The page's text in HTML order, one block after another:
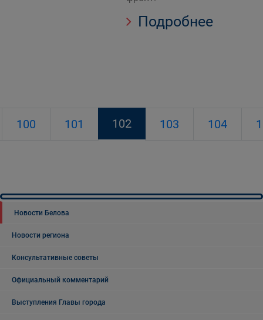
Подробнее
100 101 102 103 104
Новости Белова
Новости региона
Консультативные советы
Официальный комментарий
Выступления Главы города